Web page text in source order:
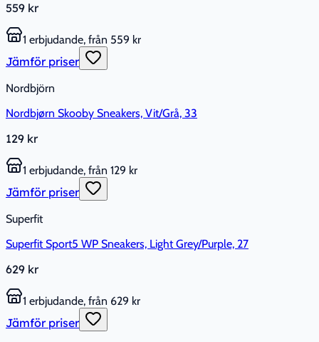
559 kr
1 erbjudande, från 559 kr
Jämför priser
Nordbjörn
Nordbjørn Skooby Sneakers, Vit/Grå, 33
129 kr
1 erbjudande, från 129 kr
Jämför priser
Superfit
Superfit Sport5 WP Sneakers, Light Grey/Purple, 27
629 kr
1 erbjudande, från 629 kr
Jämför priser